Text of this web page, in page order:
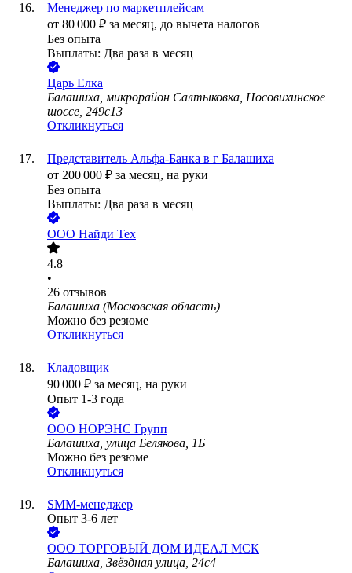
Менеджер по маркетплейсам
от 80 000 ₽ за месяц, до вычета налогов
Без опыта
Выплаты: Два раза в месяц
Царь Елка
Балашиха, микрорайон Салтыковка, Носовихинское
шоссе, 249с13
Откликнуться
Представитель Альфа-Банка в г Балашиха
от 200 000 ₽ за месяц, на руки
Без опыта
Выплаты: Два раза в месяц
ООО Найди Тех
4.8
•
26 отзывов
Балашиха (Московская область)
Можно без резюме
Откликнуться
Кладовщик
90 000 ₽ за месяц, на руки
Опыт 1-3 года
ООО НОРЭНС Групп
Балашиха, улица Белякова, 1Б
Можно без резюме
Откликнуться
SMM-менеджер
Опыт 3-6 лет
ООО ТОРГОВЫЙ ДОМ ИДЕАЛ МСК
Балашиха, Звёздная улица, 24с4